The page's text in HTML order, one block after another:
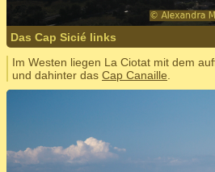
Das Cap Sicié links
Im Westen liegen La Ciotat mit dem
und dahinter das Cap Canaille